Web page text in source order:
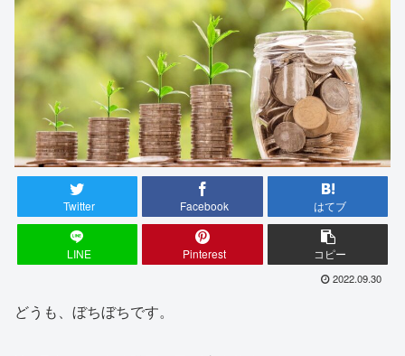
Twitter Facebook はてブ
LINE Pinterest コピー
2022.09.30
どうも、ぼちぼちです。